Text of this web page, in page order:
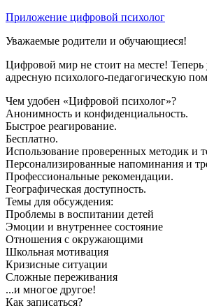
Приложение цифровой психолог
Уважаемые родители и обучающиеся!
Цифровой мир не стоит на месте!
адресную психолого-педагогическую
Чем удобен «Цифровой психолог»?
Анонимность и конфиденциальность.
Быстрое реагирование.
Бесплатно.
Использование проверенных методик и
Персонализированные напоминания и
Профессиональные рекомендации.
Географическая доступность.
Темы для обсуждения:
Проблемы в воспитании детей
Эмоции и внутреннее состояние
Отношения с окружающими
Школьная мотивация
Кризисные ситуации
Сложные переживания
...и многое другое!
Как записаться?